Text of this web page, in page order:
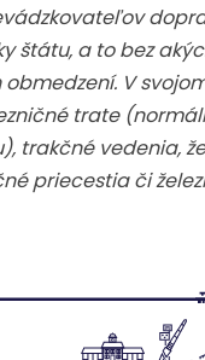
štátu, a to bez
V
trate
trakčné vedenia,
priecestia či